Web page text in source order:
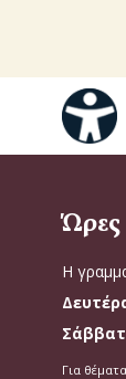
Ώρες
Η
Για